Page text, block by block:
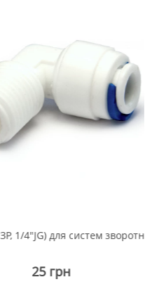
для систем зворотного